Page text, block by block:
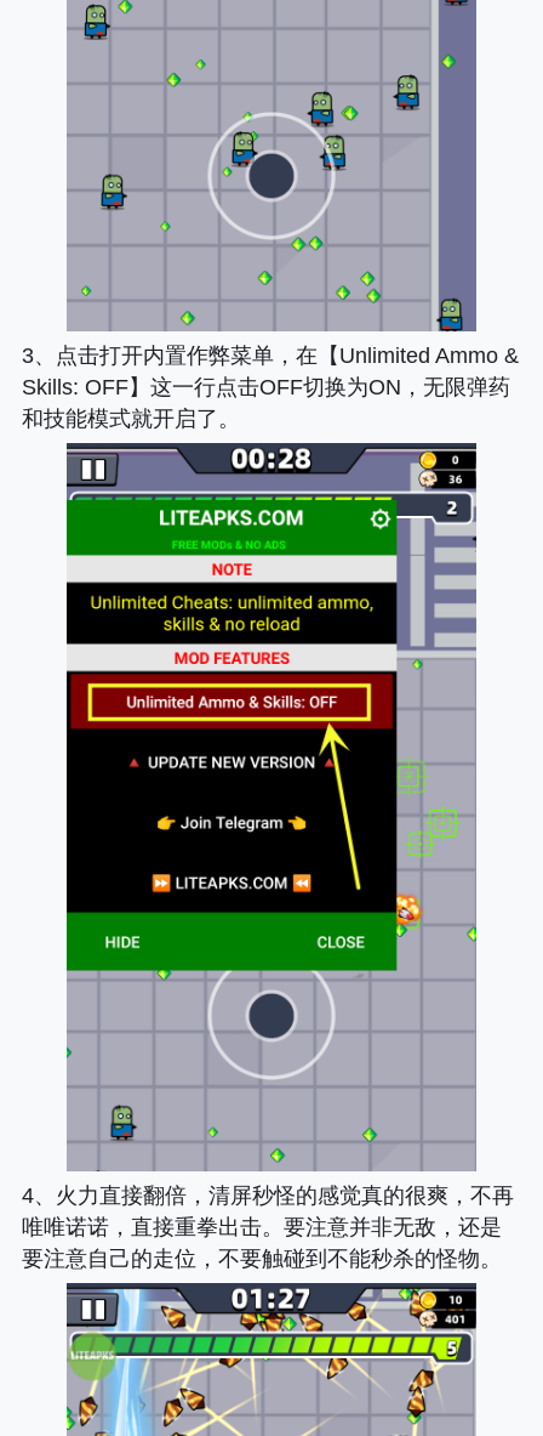
3、点击打开内置作弊菜单，在【Unlimited Ammo &
Skills: OFF】这一行点击OFF切换为ON，无限弹药
和技能模式就开启了。
4、火力直接翻倍，清屏秒怪的感觉真的很爽，不再
唯唯诺诺，直接重拳出击。要注意并非无敌，还是
要注意自己的走位，不要触碰到不能秒杀的怪物。